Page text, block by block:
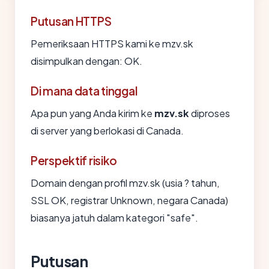
Putusan HTTPS
Pemeriksaan HTTPS kami ke mzv.sk
disimpulkan dengan: OK.
Di mana data tinggal
Apa pun yang Anda kirim ke mzv.skdiproses
di server yang berlokasi di Canada.
Perspektif risiko
Domain dengan profil mzv.sk (usia ? tahun,
SSL OK, registrar Unknown, negara Canada)
biasanya jatuh dalam kategori "safe".
Putusan